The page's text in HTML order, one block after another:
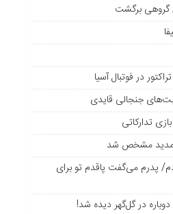
گروهی برگشت
در فوتبال آسیا
جنجالی قایدی
تدارکاتی
پدرم می‌گفت پاقدم تو برای
در گل‌گهر دیده شد!